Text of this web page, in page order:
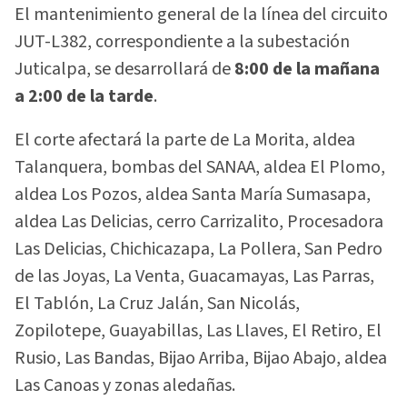
El mantenimiento general de la línea del circuito
JUT-L382, correspondiente a la subestación
Juticalpa, se desarrollará de8:00 de la mañana
a 2:00 de la tarde.
El corte afectará la parte de La Morita, aldea
Talanquera, bombas del SANAA, aldea El Plomo,
aldea Los Pozos, aldea Santa María Sumasapa,
aldea Las Delicias, cerro Carrizalito, Procesadora
Las Delicias, Chichicazapa, La Pollera, San Pedro
de las Joyas, La Venta, Guacamayas, Las Parras,
El Tablón, La Cruz Jalán, San Nicolás,
Zopilotepe, Guayabillas, Las Llaves, El Retiro, El
Rusio, Las Bandas, Bijao Arriba, Bijao Abajo, aldea
Las Canoas y zonas aledañas.